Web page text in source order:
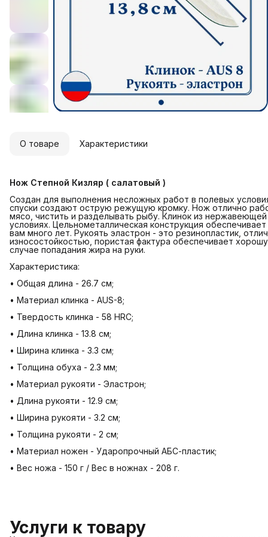
О товаре Характеристики
Нож Степной Кизляр ( салатовый )
Создан для выполнения несложных работ в полевых
спуски создают острую режущую кромку. Нож отлично
мясо, чистить и разделывать рыбу. Клинок из
условиях. Цельнометаллическая конструкция
вам много лет. Рукоять эластрон - это резинопластик,
износостойкостью, пористая фактура обеспечивает
случае попадания жира на руки.
Характеристика:
• Общая длина - 26.7 см;
• Материал клинка - AUS-8;
• Твердость клинка - 58 HRC;
• Длина клинка - 13.8 см;
• Ширина клинка - 3.3 см;
• Толщина обуха - 2.3 мм;
• Материал рукояти - Эластрон;
• Длина рукояти - 12.9 см;
• Ширина рукояти - 3.2 см;
• Толщина рукояти - 2 см;
• Материал ножен - Ударопрочный АБС-пластик;
• Вес ножа - 150 г / Вес в ножнах - 208 г.
Услуги к товару